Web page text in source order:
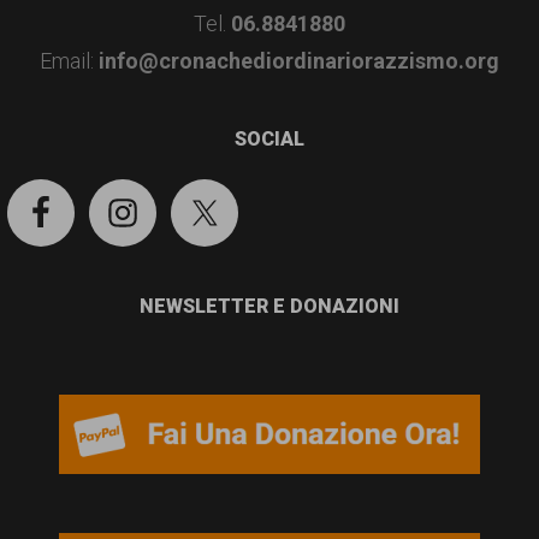
per
tutti.
Tel. 06.8841880
Email: info@cronachediordinariorazzismo.org
SOCIAL
NEWSLETTER E DONAZIONI